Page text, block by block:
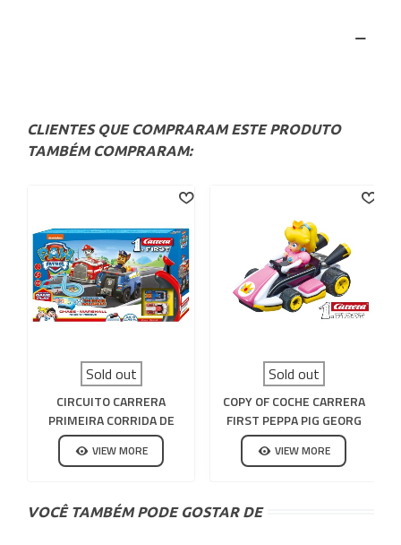
CLIENTES QUE COMPRARAM ESTE PRODUTO
TAMBÉM COMPRARAM:
Sold out
CIRCUITO CARRERA
PRIMEIRA CORRIDA DE
PATRULHA DE PATAS N
RESCUE
VIEW MORE
Sold out
COPY OF COCHE CARRERA
FIRST PEPPA PIG GEORG
VIEW MORE
VOCÊ TAMBÉM PODE GOSTAR DE